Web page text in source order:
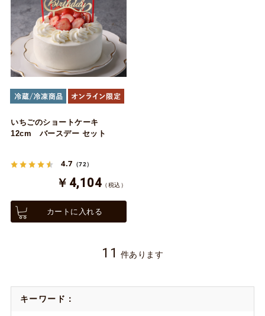
いちごのショートケーキ
12cm バースデー セット
4.7 （72）
￥4,104 （税込）
カートに入れる
11 件あります
キーワード：